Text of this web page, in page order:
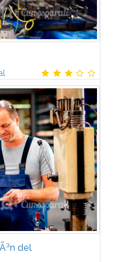
a
la oleohidrÃ¡ulica.
Pascal (aplicaciones).
del